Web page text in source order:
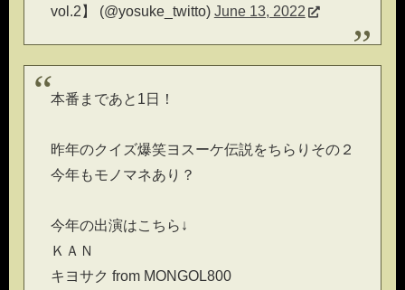
vol.2】 (@yosuke_twitto) June 13, 2022
本番まであと1日！
昨年のクイズ爆笑ヨスーケ伝説をちらりその２
今年もモノマネあり？
今年の出演はこちら↓
ＫＡＮ
キヨサク from MONGOL800